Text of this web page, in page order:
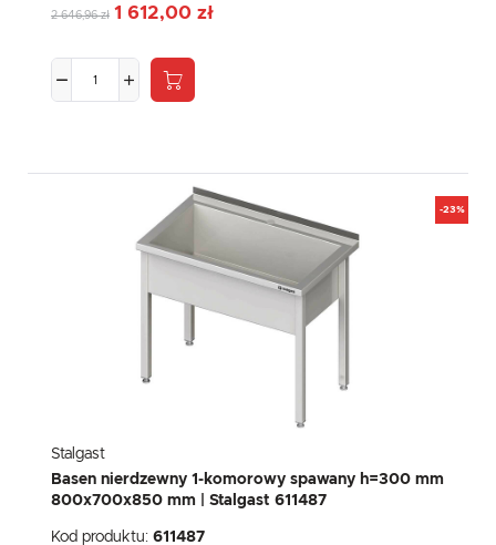
2 646,96 zł 1 612,00 zł
-23%
Stalgast
Basen nierdzewny 1-komorowy spawany h=300 mm
800x700x850 mm | Stalgast 611487
Kod produktu: 611487